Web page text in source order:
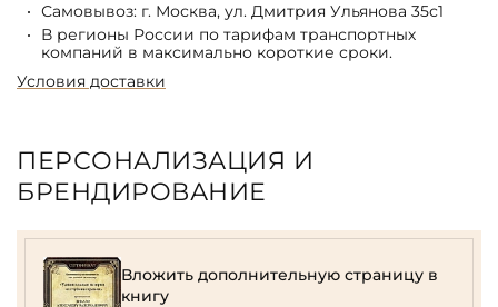
Самовывоз: г. Москва, ул. Дмитрия Ульянова 35с1
В регионы России по тарифам транспортных
компаний в максимально короткие сроки.
Условия доставки
ПЕРСОНАЛИЗАЦИЯ И
БРЕНДИРОВАНИЕ
Вложить дополнительную страницу в
книгу